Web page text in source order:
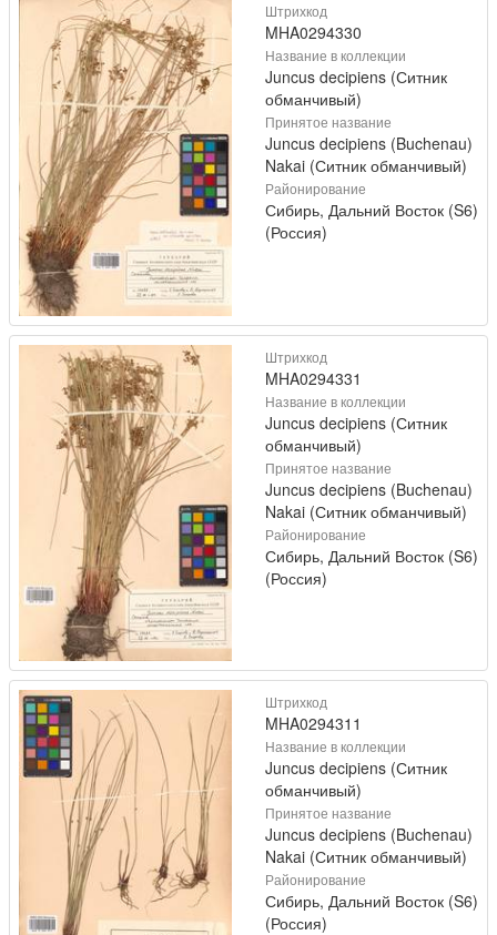
Штрихкод
MHA0294330
Название в коллекции
Juncus decipiens (Ситник
обманчивый)
Принятое название
Juncus decipiens (Buchenau)
Nakai (Ситник обманчивый)
Районирование
Сибирь, Дальний Восток (S6)
(Россия)
Штрихкод
MHA0294331
Название в коллекции
Juncus decipiens (Ситник
обманчивый)
Принятое название
Juncus decipiens (Buchenau)
Nakai (Ситник обманчивый)
Районирование
Сибирь, Дальний Восток (S6)
(Россия)
Штрихкод
MHA0294311
Название в коллекции
Juncus decipiens (Ситник
обманчивый)
Принятое название
Juncus decipiens (Buchenau)
Nakai (Ситник обманчивый)
Районирование
Сибирь, Дальний Восток (S6)
(Россия)